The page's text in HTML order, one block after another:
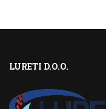
LURETI D.O.O.